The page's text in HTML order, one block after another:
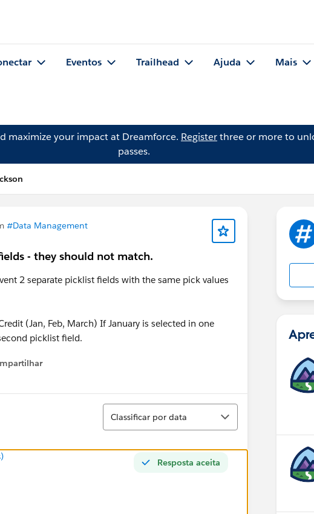
Eventos Trailhead Ajuda Mais
maximize your impact at Dreamforce. Registerthree or more to
passes.
#Data Management
- they should not match.
2 separate picklist fields with the same pick values
(Jan, Feb, March) If January is selected in one
picklist field.
menu
Classificar
Classificar por data
Resposta aceita